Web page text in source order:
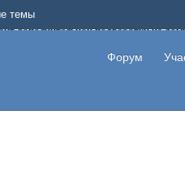
дополнительной подработки на
это лохотрон, чтобы другие
пригласительными ссылками и
Форум
темы